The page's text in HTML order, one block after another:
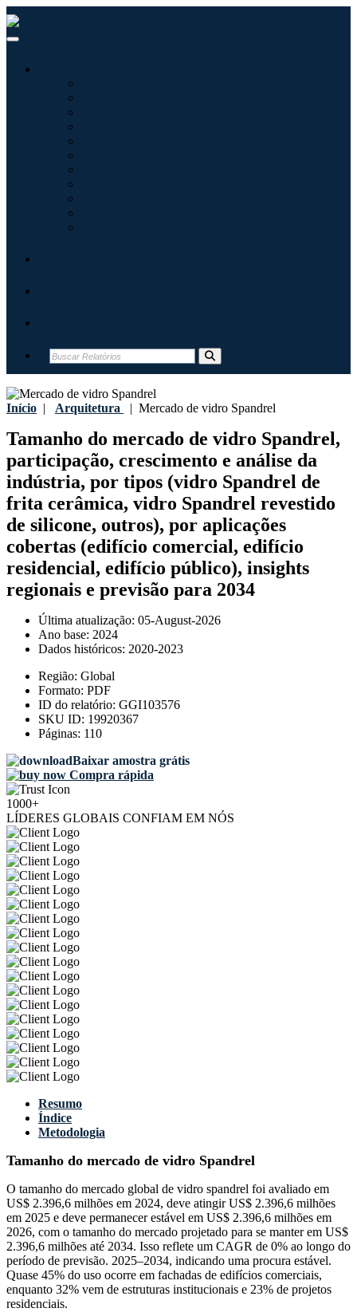
Início | Arquitetura | Mercado de vidro Spandrel
Tamanho do mercado de vidro Spandrel,
participação, crescimento e análise da
indústria, por tipos (vidro Spandrel de
frita cerâmica, vidro Spandrel revestido
de silicone, outros), por aplicações
cobertas (edifício comercial, edifício
residencial, edifício público), insights
regionais e previsão para 2034
Última atualização: 05-August-2026
Ano base: 2024
Dados históricos: 2020-2023
Região: Global
Formato: PDF
ID do relatório: GGI103576
SKU ID: 19920367
Páginas: 110
Baixar amostra grátis
Compra rápida
1000+
LÍDERES GLOBAIS CONFIAM EM NÓS
Resumo
Índice
Metodologia
Tamanho do mercado de vidro Spandrel
O tamanho do mercado global de vidro spandrel foi avaliado em
US$ 2.396,6 milhões em 2024, deve atingir US$ 2.396,6 milhões
em 2025 e deve permanecer estável em US$ 2.396,6 milhões em
2026, com o tamanho do mercado projetado para se manter em US$
2.396,6 milhões até 2034. Isso reflete um CAGR de 0% ao longo do
período de previsão. 2025–2034, indicando uma procura estável.
Quase 45% do uso ocorre em fachadas de edifícios comerciais,
enquanto 32% vem de estruturas institucionais e 23% de projetos
residenciais.